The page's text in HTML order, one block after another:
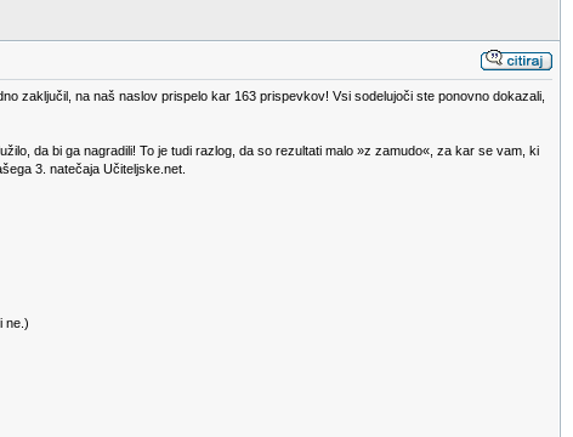
zaključil, na naš naslov prispelo kar 163 prispevkov! Vsi sodelujoči ste ponovno dokazali,
da bi ga nagradili! To je tudi razlog, da so rezultati malo »z zamudo«, za kar se vam, ki
3. natečaja Učiteljske.net.
ne.)